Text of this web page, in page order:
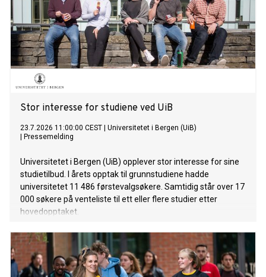
Stor interesse for studiene ved UiB
23.7.2026 11:00:00 CEST
Universitetet i Bergen (UiB)
Pressemelding
Universitetet i Bergen (UiB) opplever stor interesse for sine
studietilbud. I årets opptak til grunnstudiene hadde
universitetet 11 486 førstevalgsøkere. Samtidig står over 17
000 søkere på venteliste til ett eller flere studier etter
hovedopptaket.